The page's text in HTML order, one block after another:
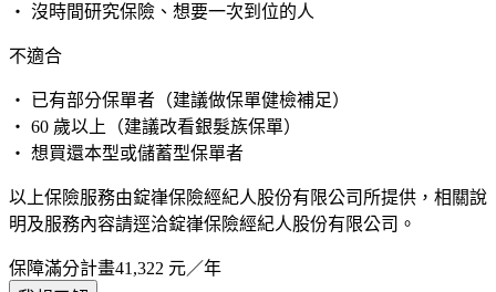
・ 沒時間研究保險、想要一次到位的人
不適合
・ 已有部分保單者（建議做保單健檢補足）
・ 60 歲以上（建議改看銀髮族保單）
・ 想買還本型或儲蓄型保單者
以上保險服務由錠嵂保險經紀人股份有限公司所提供，相關說
明及服務內容請逕洽錠嵂保險經紀人股份有限公司。
保障滿分計畫41,322 元／年